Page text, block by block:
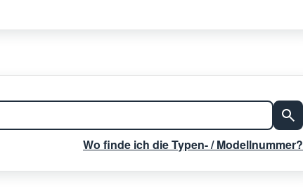
Wo finde ich die Typen- / Modellnummer?